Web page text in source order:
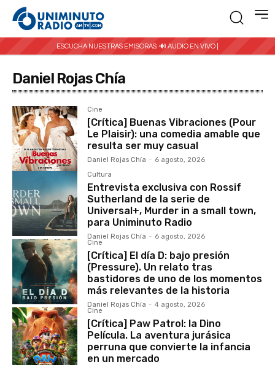
ESCUCHA NUESTRAS EMISORAS: 🔊 AUDIO EN VIVO |
Daniel Rojas Chía
Cine
[Crítica] Buenas Vibraciones (Pour
Le Plaisir): una comedia amable que
resulta ser muy casual
Daniel Rojas Chía - 6 agosto, 2026
Cultura
Entrevista exclusiva con Rossif
Sutherland de la serie de
Universal+, Murder in a small town,
para Uniminuto Radio
Daniel Rojas Chía - 6 agosto, 2026
Cine
[Crítica] El día D: bajo presión
(Pressure). Un relato tras
bastidores de uno de los momentos
más relevantes de la historia
Daniel Rojas Chía - 4 agosto, 2026
Cine
[Crítica] Paw Patrol: la Dino
Película. La aventura jurásica
perruna que convierte la infancia
en un mercado